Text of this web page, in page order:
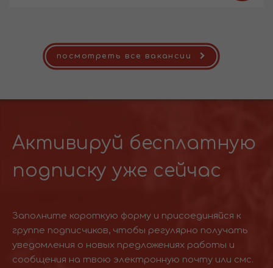
посмотреть все вакансии
Активируй бесплатную
подписку уже сейчас
Заполните короткую форму и присоединяйся к
группе подписчиков, чтобы регулярно получать
уведомления о новых предложениях работы и
сообщения на твою электронную почту или смс.